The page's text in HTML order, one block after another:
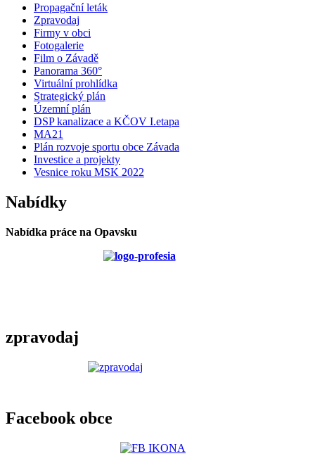
Propagační leták
Zpravodaj
Firmy v obci
Fotogalerie
Film o Závadě
Panorama 360°
Virtuální prohlídka
Strategický plán
Územní plán
DSP kanalizace a KČOV I.etapa
MA21
Plán rozvoje sportu obce Závada
Investice a projekty
Vesnice roku MSK 2022
Nabídky
Nabídka práce na Opavsku
zpravodaj
Facebook obce